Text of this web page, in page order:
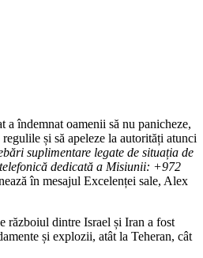
a îndemnat oamenii să nu panicheze,
și să apeleze la autorități atunci
suplimentare legate de situația de
dedicată a Misiunii: +972
în mesajul Excelenței sale, Alex
războiul dintre Israel și Iran a fost
și explozii, atât la Teheran, cât